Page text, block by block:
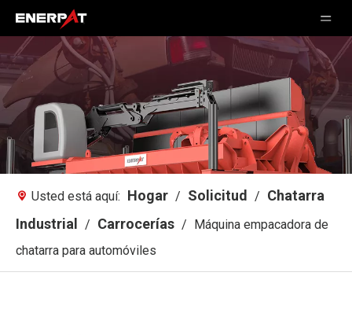
Usted está aquí: Hogar / Solicitud / Chatarra
Industrial
/ Carrocerías / Máquina empacadora de
chatarra para automóviles